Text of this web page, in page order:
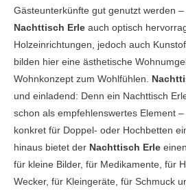
Gästeunterkünfte gut genutzt werden
Nachttisch Erle auch optisch
Holzeinrichtungen, jedoch auch
bilden hier eine ästhetische
Wohnkonzept zum Wohlfühlen.
und einladend: Denn ein Nachttisch
schon als empfehlenswertes Element
konkret für Doppel- oder Hochbetten
hinaus bietet der Nachttisch Erle
für kleine Bilder, für Medikamente, für
Wecker, für Kleingeräte, für Schmuck